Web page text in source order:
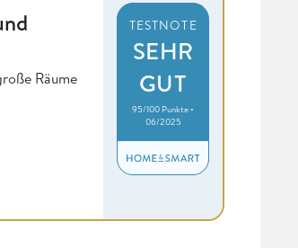
Räume
TESTNOTE
SEHR
GUT
95/100 Punkte •
06/2025